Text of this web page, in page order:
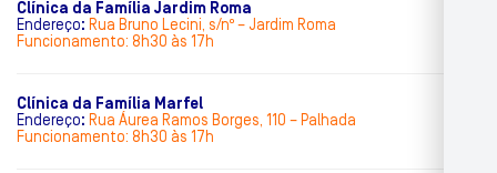
Clínica da Família Jardim Roma
Endereço: Rua Bruno Lecini, s/nº – Jardim Roma
Funcionamento: 8h30 às 17h
Clínica da Família Marfel
Endereço: Rua Áurea Ramos Borges, 110 – Palhada
Funcionamento: 8h30 às 17h